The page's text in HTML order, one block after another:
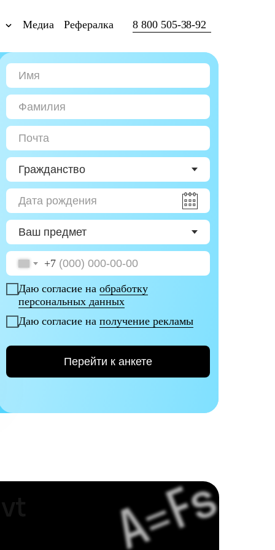
Медиа Рефералка 8 800 505-38-92
+7
Даю согласие на обработку
персональных данных
Даю согласие на получение рекламы
Перейти к анкете